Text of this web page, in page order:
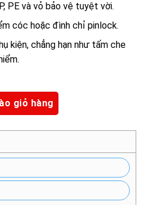
PE và vỏ bảo vệ tuyệt vời.
cóc hoặc đình chỉ pinlock.
kiện, chẳng hạn như tấm che
NPS-17697 số lượng
giỏ hàng